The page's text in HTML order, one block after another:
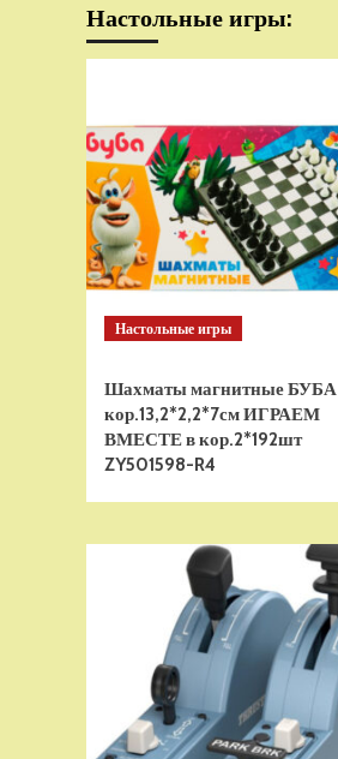
Настольные игры:
Настольные игры
Шахматы магнитные БУБА
кор.13,2*2,2*7см ИГРАЕМ
ВМЕСТЕ в кор.2*192шт
ZY501598-R4